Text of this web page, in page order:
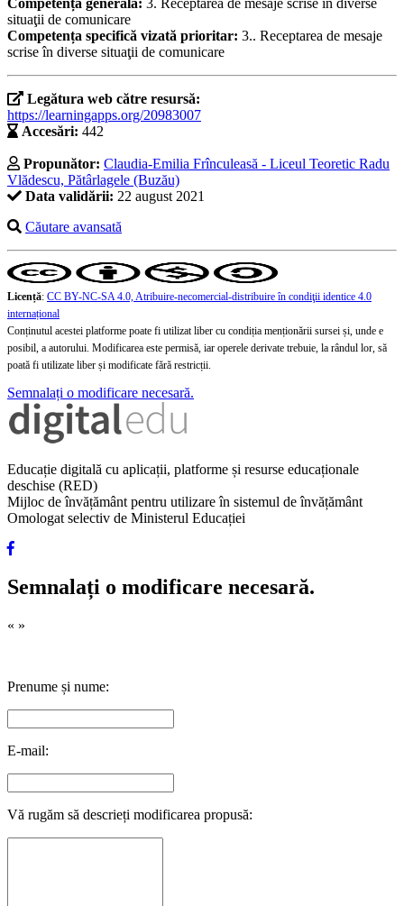
Competență generală: 3. Receptarea de mesaje scrise în diverse
situaţii de comunicare
Competența specifică vizată prioritar: 3.. Receptarea de mesaje
scrise în diverse situaţii de comunicare
Legătura web către resursă:
https://learningapps.org/20983007
Accesări: 442
Propunător: Claudia-Emilia Frînculeasă - Liceul Teoretic Radu
Vlădescu, Pătârlagele (Buzău)
Data validării: 22 august 2021
Căutare avansată
Licență: CC BY-NC-SA 4.0, Atribuire-necomercial-distribuire în condiţii identice 4.0
internațional
Conținutul acestei platforme poate fi utilizat liber cu condiția menționării sursei și, unde e
posibil, a autorului. Modificarea este permisă, iar operele derivate trebuie, la rândul lor, să
poată fi utilizate liber și modificate fără restricții.
Semnalați o modificare necesară.
Educație digitală cu aplicații, platforme și resurse educaționale
deschise (RED)
Mijloc de învățământ pentru utilizare în sistemul de învățământ
Omologat selectiv de Ministerul Educației
Semnalați o modificare necesară.
« »
Prenume și nume:
E-mail:
Vă rugăm să descrieți modificarea propusă: